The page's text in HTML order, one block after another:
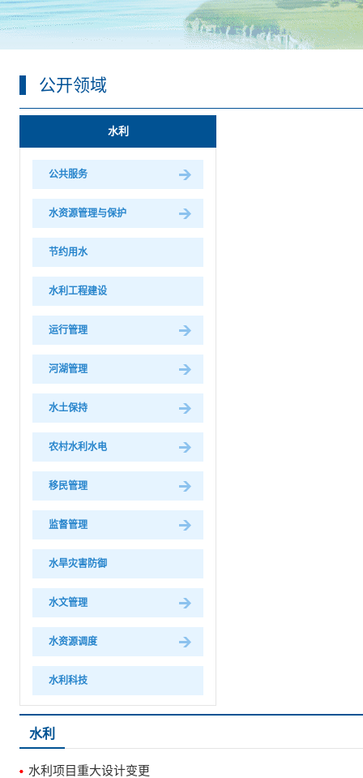
公开领域
水利
公共服务
水资源管理与保护
节约用水
水利工程建设
运行管理
河湖管理
水土保持
农村水利水电
移民管理
监督管理
水旱灾害防御
水文管理
水资源调度
水利科技
水利
水利项目重大设计变更